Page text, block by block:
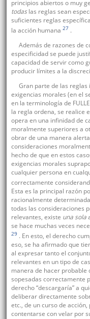
principios abiertos o muy
todaslas reglas sean
suficientes reglas
la acción humana 27 .
Además de razones de
especificidad se puede
capacidad de servir como
producir límites a la
Gran parte de las
exigencias morales (en el
en la terminología de
la regla ordena, se realice
opera en una infinidad de
moralmente superiores a
obrar de una manera
consideraciones
hecho de que en estos
exigencias morales
cualquier persona en
correctamente
Esta es la principal razón
racionalmente
todas las consideraciones
relevantes, existe una sola
se hace muchas veces
29 . En esto, el derecho
eso, se ha afirmado que
al expresar tanto el
relevantes en un tipo de
manera de hacer probable
sopesadas correctamente
derecho “descargaría” a
deliberar directamente
etc., de un curso de
contentarse con velar por